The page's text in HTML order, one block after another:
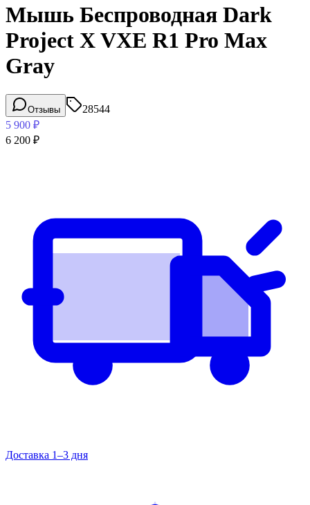
Мышь Беспроводная Dark
Project X VXE R1 Pro Max
Gray
Отзывы
28544
5 900 ₽
6 200 ₽
Доставка 1–3 дня